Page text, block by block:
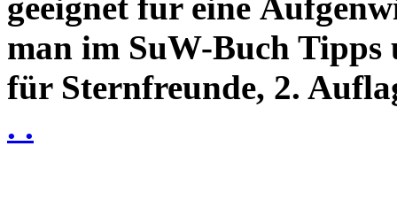
man im SuW-Buch Tipps
für Sternfreunde, 2.
. .